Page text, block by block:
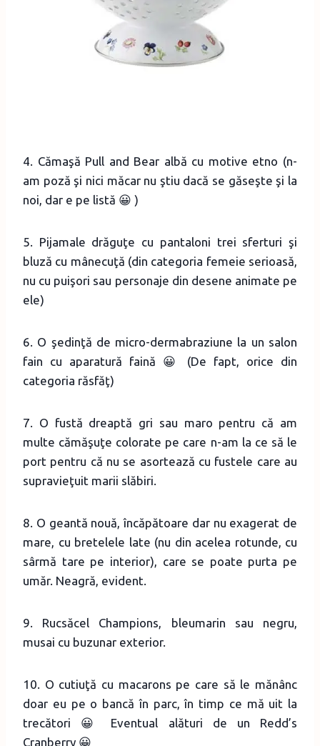
4. Cămaşă Pull and Bear albă cu motive etno (n-
am poză şi nici măcar nu ştiu dacă se găseşte şi la
noi, dar e pe listă 😀 )
5. Pijamale drăguţe cu pantaloni trei sferturi şi
bluză cu mânecuţă (din categoria femeie serioasă,
nu cu puişori sau personaje din desene animate pe
ele)
6. O şedinţă de micro-dermabraziune la un salon
fain cu aparatură faină 😀 (De fapt, orice din
categoria răsfăţ)
7. O fustă dreaptă gri sau maro pentru că am
multe cămăşuţe colorate pe care n-am la ce să le
port pentru că nu se asortează cu fustele care au
supravieţuit marii slăbiri.
8. O geantă nouă, încăpătoare dar nu exagerat de
mare, cu bretelele late (nu din acelea rotunde, cu
sârmă tare pe interior), care se poate purta pe
umăr. Neagră, evident.
9. Rucsăcel Champions, bleumarin sau negru,
musai cu buzunar exterior.
10. O cutiuţă cu macarons pe care să le mănânc
doar eu pe o bancă în parc, în timp ce mă uit la
trecători 😀 Eventual alături de un Redd’s
Cranberry 😀